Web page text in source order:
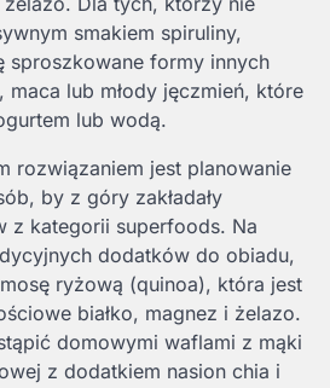
smakiem spiruliny,
sproszkowane formy innych
lub młody jęczmień, które
lub wodą.
rozwiązaniem jest planowanie
by z góry zakładały
z kategorii superfoods. Na
dodatków do obiadu,
ryżową (quinoa), która jest
białko, magnez i żelazo.
domowymi waflami z mąki
z dodatkiem nasion chia i